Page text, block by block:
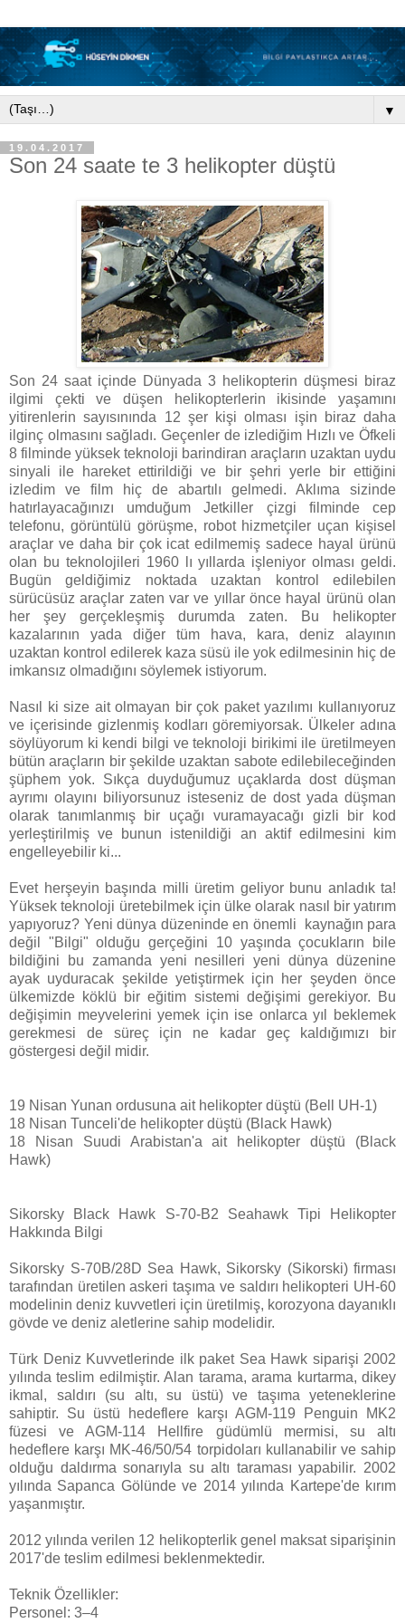
▼
19.04.2017
Son 24 saate te 3 helikopter düştü
Son 24 saat içinde Dünyada 3 helikopterin düşmesi biraz
ilgimi çekti ve düşen helikopterlerin ikisinde yaşamını
yitirenlerin sayısınında 12 şer kişi olması işin biraz daha
ilginç olmasını sağladı. Geçenler de izlediğim Hızlı ve Öfkeli
8 filminde yüksek teknoloji barindiran araçların uzaktan uydu
sinyali ile hareket ettirildiği ve bir şehri yerle bir ettiğini
izledim ve film hiç de abartılı gelmedi. Aklıma sizinde
hatırlayacağınızı umduğum Jetkiller çizgi filminde cep
telefonu, görüntülü görüşme, robot hizmetçiler uçan kişisel
araçlar ve daha bir çok icat edilmemiş sadece hayal ürünü
olan bu teknolojileri 1960 lı yıllarda işleniyor olması geldi.
Bugün geldiğimiz noktada uzaktan kontrol edilebilen
sürücüsüz araçlar zaten var ve yıllar önce hayal ürünü olan
her şey gerçekleşmiş durumda zaten. Bu helikopter
kazalarının yada diğer tüm hava, kara, deniz alayının
uzaktan kontrol edilerek kaza süsü ile yok edilmesinin hiç de
imkansız olmadığını söylemek istiyorum.
Nasıl ki size ait olmayan bir çok paket yazılımı kullanıyoruz
ve içerisinde gizlenmiş kodları göremiyorsak. Ülkeler adına
söylüyorum ki kendi bilgi ve teknoloji birikimi ile üretilmeyen
bütün araçların bir şekilde uzaktan sabote edilebileceğinden
şüphem yok. Sıkça duyduğumuz uçaklarda dost düşman
ayrımı olayını biliyorsunuz isteseniz de dost yada düşman
olarak tanımlanmış bir uçağı vuramayacağı gizli bir kod
yerleştirilmiş ve bunun istenildiği an aktif edilmesini kim
engelleyebilir ki...
Evet herşeyin başında milli üretim geliyor bunu anladık ta!
Yüksek teknoloji üretebilmek için ülke olarak nasıl bir yatırım
yapıyoruz? Yeni dünya düzeninde en önemli kaynağın para
değil "Bilgi" olduğu gerçeğini 10 yaşında çocukların bile
bildiğini bu zamanda yeni nesilleri yeni dünya düzenine
ayak uyduracak şekilde yetiştirmek için her şeyden önce
ülkemizde köklü bir eğitim sistemi değişimi gerekiyor. Bu
değişimin meyvelerini yemek için ise onlarca yıl beklemek
gerekmesi de süreç için ne kadar geç kaldığımızı bir
göstergesi değil midir.
19 Nisan Yunan ordusuna ait helikopter düştü (Bell UH-1)
18 Nisan Tunceli'de helikopter düştü (Black Hawk)
18 Nisan Suudi Arabistan'a ait helikopter düştü (Black
Hawk)
Sikorsky Black Hawk S-70-B2 Seahawk Tipi Helikopter
Hakkında Bilgi
Sikorsky S-70B/28D Sea Hawk, Sikorsky (Sikorski) firması
tarafından üretilen askeri taşıma ve saldırı helikopteri UH-60
modelinin deniz kuvvetleri için üretilmiş, korozyona dayanıklı
gövde ve deniz aletlerine sahip modelidir.
Türk Deniz Kuvvetlerinde ilk paket Sea Hawk siparişi 2002
yılında teslim edilmiştir. Alan tarama, arama kurtarma, dikey
ikmal, saldırı (su altı, su üstü) ve taşıma yeteneklerine
sahiptir. Su üstü hedeflere karşı AGM-119 Penguin MK2
füzesi ve AGM-114 Hellfire güdümlü mermisi, su altı
hedeflere karşı MK-46/50/54 torpidoları kullanabilir ve sahip
olduğu daldırma sonarıyla su altı taraması yapabilir. 2002
yılında Sapanca Gölünde ve 2014 yılında Kartepe'de kırım
yaşanmıştır.
2012 yılında verilen 12 helikopterlik genel maksat siparişinin
2017'de teslim edilmesi beklenmektedir.
Teknik Özellikler:
Personel: 3–4